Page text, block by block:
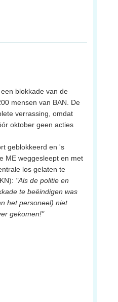
blokkade van de
mensen van BAN. De
verrassing, omdat
oktober geen acties
geblokkeerd en 's
ME weggesleept en met
los gelaten te
"Als de politie en
te beëindigen was
het personeel) niet
gekomen!"